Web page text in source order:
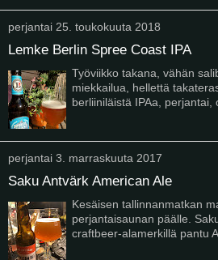
perjantai 25. toukokuuta 2018
Lemke Berlin Spree Coast IPA
Työviikko takana, vähän
miekkailua, hellettä
berliiniläistä IPAa, perjantai,
perjantai 3. marraskuuta 2017
Saku Antvärk American Ale
Kesäisen tallinnanmatkan
perjantaisaunan päälle.
craftbeer-alamerkillä pantu